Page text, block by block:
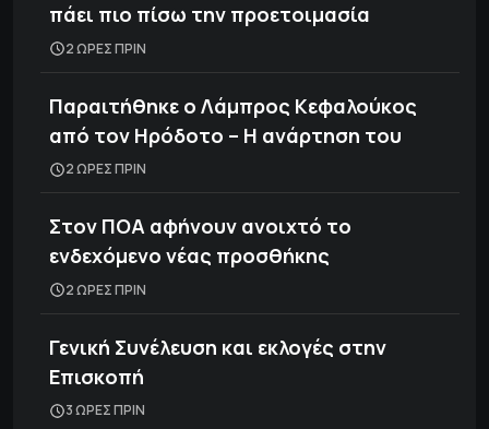
πάει πιο πίσω την προετοιμασία
2 ΩΡΕΣ ΠΡΙΝ
Παραιτήθηκε ο Λάμπρος Κεφαλούκος
από τον Ηρόδοτο – Η ανάρτηση του
2 ΩΡΕΣ ΠΡΙΝ
Στον ΠΟΑ αφήνουν ανοιχτό το
ενδεχόμενο νέας προσθήκης
2 ΩΡΕΣ ΠΡΙΝ
Γενική Συνέλευση και εκλογές στην
Επισκοπή
3 ΩΡΕΣ ΠΡΙΝ